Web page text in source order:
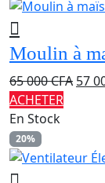
Moulin à
65 000CFA Le
65
57
ACHETER
En Stock
20%